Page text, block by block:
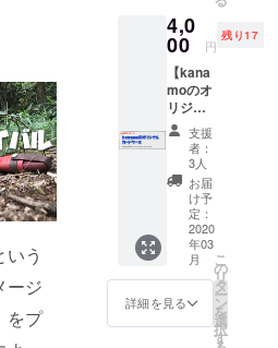
う
ージ
をプ
名前を
ご入力
くださ
い。 ※
記載す
る動画
は選べ
ませ
ん。
も「サ
バジョ
箸」で
す。 形
や使い
勝手は
市販品
に及び
ません
が、1つ
1つ丁寧
に心を
込めて
作りま
した。
※木の種
類やサ
4,0
00 円
残り17
【kana
moのオ
リジナ
ルカー
ドケー
ス】 レ
ザーク
ラフト
が趣味
のカナ
モが
作った
「ミニ
マル
カード
ケー
支援
者：
3人
お届
け予
定：
2020
年03
月
詳細を見る
こ
の
リ
タ
ー
ン
を
選
択
す